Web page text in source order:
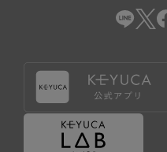
（5） その他、本規約また
4.会員登録が取り消され
弊社とのお取引等により
の義務および本規約上の